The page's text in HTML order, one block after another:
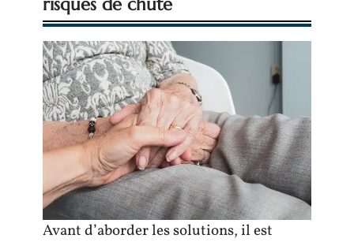
risques de chute
Avant d’aborder les solutions, il est